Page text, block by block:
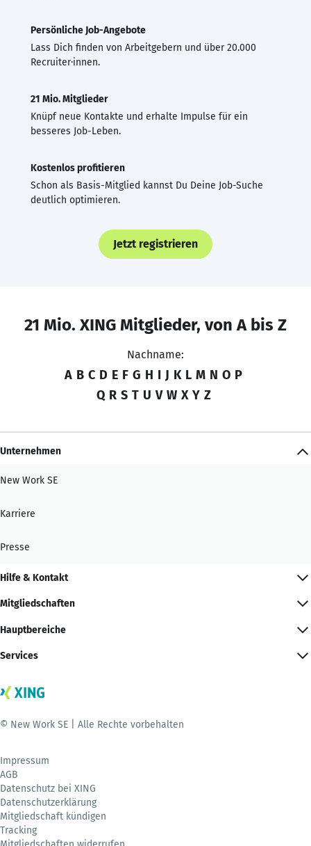
Persönliche Job-Angebote
Lass Dich finden von Arbeitgebern und über 20.000
Recruiter·innen.
21 Mio. Mitglieder
Knüpf neue Kontakte und erhalte Impulse für ein
besseres Job-Leben.
Kostenlos profitieren
Schon als Basis-Mitglied kannst Du Deine Job-Suche
deutlich optimieren.
Jetzt registrieren
21 Mio. XING Mitglieder, von A bis Z
Nachname:
A B C D E F G H I J K L M N O P
Q R S T U V W X Y Z
Unternehmen
New Work SE
Karriere
Presse
Hilfe & Kontakt
Mitgliedschaften
Hauptbereiche
Services
© New Work SE | Alle Rechte vorbehalten
Impressum
AGB
Datenschutz bei XING
Datenschutzerklärung
Mitgliedschaft kündigen
Tracking